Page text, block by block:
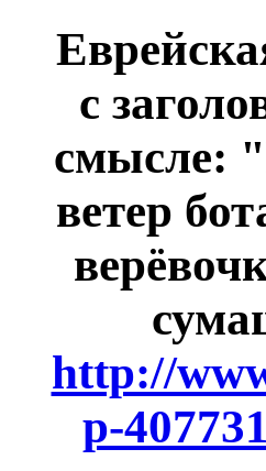
с
смысле:
ветер
http://
p-